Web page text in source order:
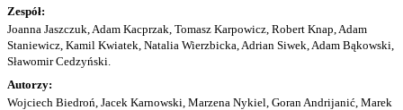
Zespół:
Joanna Jaszczuk, Adam Kacprzak, Tomasz Karpowicz, Robert Knap, Adam
Staniewicz, Kamil Kwiatek, Natalia Wierzbicka, Adrian Siwek, Adam Bąkowski,
Sławomir Cedzyński.
Autorzy:
Wojciech Biedroń, Jacek Karnowski, Marzena Nykiel, Goran Andrijanić, Marek